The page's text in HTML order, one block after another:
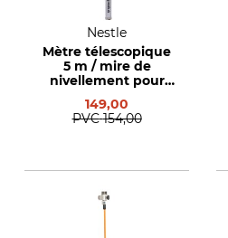
Nestle
Mètre télescopique
5 m / mire de
nivellement pour
149,00
PVC 154,00